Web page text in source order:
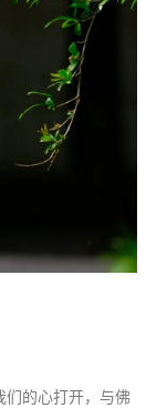
们的心打开，与佛